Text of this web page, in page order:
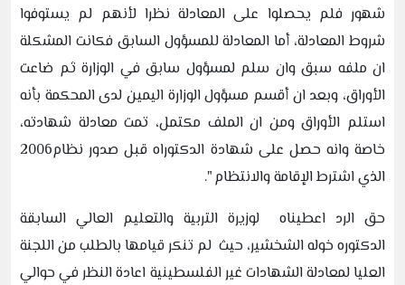
شهور فلم يحصلوا على المعادلة نظرا لأنهم لم يستوفوا
شروط المعادلة، أما المعادلة للمسؤول السابق فكانت المشكلة
ان ملفه سبق وان سلم لمسؤول سابق في الوزارة ثم ضاعت
الأوراق، وبعد ان أقسم مسؤول الوزارة اليمين لدى المحكمة بأنه
استلم الأوراق ومن ان الملف مكتمل، تمت معادلة شهادته،
خاصة وانه حصل على شهادة الدكتوراه قبل صدور نظام2006
الذي اشترط الإقامة والانتظام ".
حق الرد اعطيناه لوزيرة التربية والتعليم العالي السابقة
الدكتوره خوله الشخشير، حيث لم تنكر قيامها بالطلب من اللجنة
العليا لمعادلة الشهادات غير الفلسطينية اعادة النظر في حوالي